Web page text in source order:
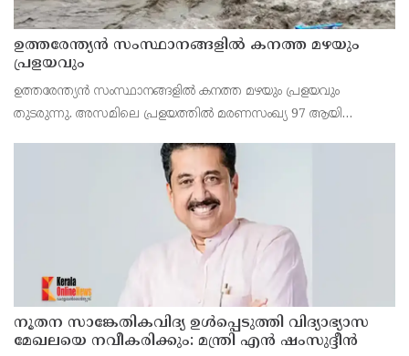
ഉത്തരേന്ത്യൻ സംസ്ഥാനങ്ങളിൽ കനത്ത മഴയും
പ്രളയവും
ഉത്തരേന്ത്യൻ സംസ്ഥാനങ്ങളിൽ കനത്ത മഴയും പ്രളയവും
തുടരുന്നു. അസമിലെ പ്രളയത്തിൽ മരണസംഖ്യ 97 ആയി
പത്തുലക്ഷത്തിലധികം ആളുകളാണ് ദുരിതാശ്വാസ ക്യാമ്പുകളിൽ
നൂതന സാങ്കേതികവിദ്യ ഉള്‍പ്പെടുത്തി വിദ്യാഭ്യാസ
മേഖലയെ നവീകരിക്കും: മന്ത്രി എന്‍ ഷംസുദ്ദീന്‍